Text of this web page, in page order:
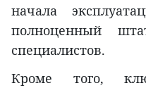
начала
полноценный
специалистов.
Кроме того,